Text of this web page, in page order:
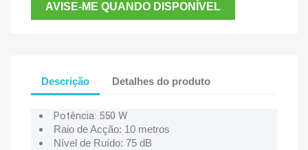
AVISE-ME QUANDO DISPONÍVEL
Descrição Detalhes do produto
Potência: 550 W
Raio de Acção: 10 metros
Nível de Ruído: 75 dB